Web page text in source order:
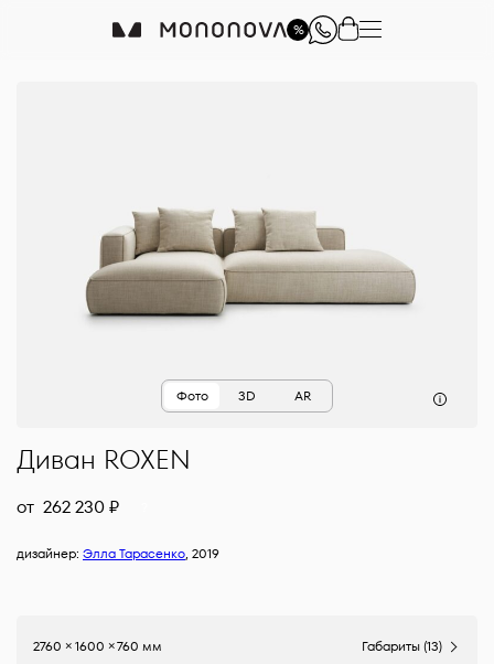
%
Фото 3D AR
Диван ROXEN
от 262 230₽
дизайнер: Элла Тарасенко, 2019
2760 × 1600 × 760 мм Габариты (13)